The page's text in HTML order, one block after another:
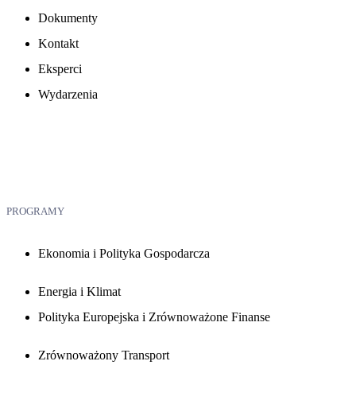
Dokumenty
Kontakt
Eksperci
Wydarzenia
PROGRAMY
Ekonomia i Polityka Gospodarcza
Energia i Klimat
Polityka Europejska i Zrównoważone Finanse
Zrównoważony Transport